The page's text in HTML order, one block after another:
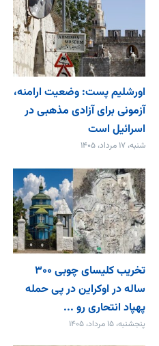
اورشلیم پست: وضعیت ارامنه،
آزمونی برای آزادی مذهبی در
اسرائیل است
شنبه، ۱۷ مرداد، ۱۴۰۵
تخریب کلیسای چوبی ۳۰۰
ساله در اوکراین در پی حمله
پهپاد انتحاری رو ...
پنجشنبه، ۱۵ مرداد، ۱۴۰۵